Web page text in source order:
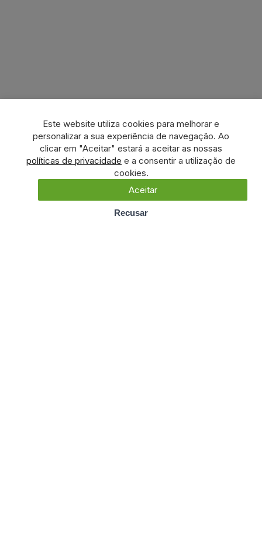
Este website utiliza cookies para melhorar e
personalizar a sua experiência de navegação. Ao
clicar em "Aceitar" estará a aceitar as nossas
políticas de privacidade e a consentir a utilização de
cookies.
Aceitar
Recusar